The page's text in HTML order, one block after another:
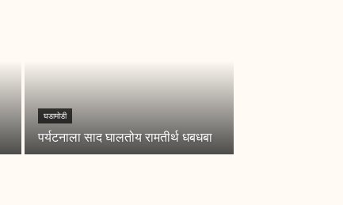
घडामोडी
पर्यटनाला साद घालतोय रामतीर्थ धबधबा